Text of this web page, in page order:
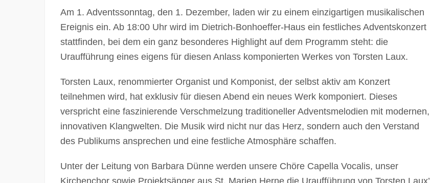
Am 1. Adventssonntag, den 1. Dezember, laden wir zu einem einzigartigen musikalischen
Ereignis ein. Ab 18:00 Uhr wird im Dietrich-Bonhoeffer-Haus ein festliches Adventskonzert
stattfinden, bei dem ein ganz besonderes Highlight auf dem Programm steht: die
Uraufführung eines eigens für diesen Anlass komponierten Werkes von Torsten Laux.
Torsten Laux, renommierter Organist und Komponist, der selbst aktiv am Konzert
teilnehmen wird, hat exklusiv für diesen Abend ein neues Werk komponiert. Dieses
verspricht eine faszinierende Verschmelzung traditioneller Adventsmelodien mit modernen,
innovativen Klangwelten. Die Musik wird nicht nur das Herz, sondern auch den Verstand
des Publikums ansprechen und eine festliche Atmosphäre schaffen.
Unter der Leitung von Barbara Dünne werden unsere Chöre Capella Vocalis, unser
Kirchenchor sowie Projektsänger aus St. Marien Herne die Uraufführung von Torsten Laux’